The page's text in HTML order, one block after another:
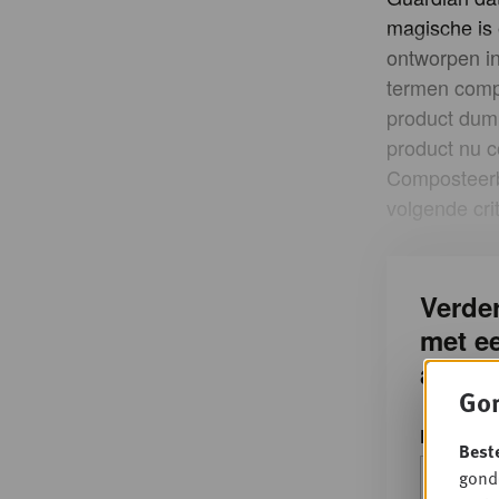
magische
ontworpen
termen
product
product nu
volgende
met
E-